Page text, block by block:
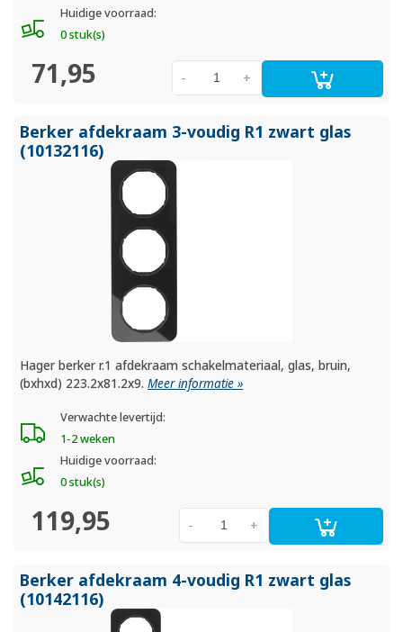
Huidige voorraad:
0 stuk(s)
71,95 +
-
Berker afdekraam 3-voudig R1 zwart glas
(10132116)
Hager berker r.1 afdekraam schakelmateriaal, glas, bruin,
(bxhxd) 223.2x81.2x9.Meer informatie »
Verwachte levertijd:
1-2 weken
Huidige voorraad:
0 stuk(s)
119,95 +
-
Berker afdekraam 4-voudig R1 zwart glas
(10142116)